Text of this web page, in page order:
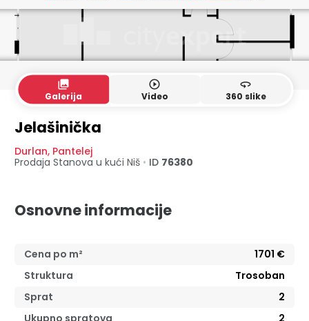
collections
Galerija
play_circle_outline
Video
360
360 slike
Jelašinička
Durlan, Pantelej
Prodaja Stanova u kući Niš • ID 76380
Osnovne informacije
Cena po m² 1701 €
Struktura
Trosoban
Sprat
2
Ukupno spratova
2